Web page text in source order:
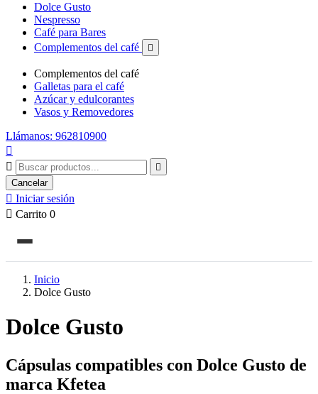
Dolce Gusto
Nespresso
Café para Bares
Complementos del café

Complementos del café
Galletas para el café
Azúcar y edulcorantes
Vasos y Removedores
Llámanos: 962810900



Cancelar
 Iniciar sesión
 Carrito 0
Inicio
Dolce Gusto
Dolce Gusto
Cápsulas compatibles con Dolce Gusto de
marca Kfetea